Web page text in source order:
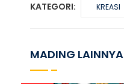
KATEGORI: KREASI
MADING LAINNYA